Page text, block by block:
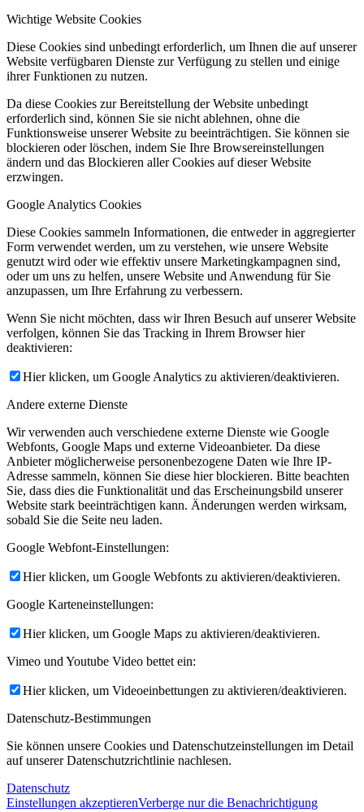
Wichtige Website Cookies
Diese Cookies sind unbedingt erforderlich, um Ihnen die auf unserer
Website verfügbaren Dienste zur Verfügung zu stellen und einige
ihrer Funktionen zu nutzen.
Da diese Cookies zur Bereitstellung der Website unbedingt
erforderlich sind, können Sie sie nicht ablehnen, ohne die
Funktionsweise unserer Website zu beeinträchtigen. Sie können sie
blockieren oder löschen, indem Sie Ihre Browsereinstellungen
ändern und das Blockieren aller Cookies auf dieser Website
erzwingen.
Google Analytics Cookies
Diese Cookies sammeln Informationen, die entweder in aggregierter
Form verwendet werden, um zu verstehen, wie unsere Website
genutzt wird oder wie effektiv unsere Marketingkampagnen sind,
oder um uns zu helfen, unsere Website und Anwendung für Sie
anzupassen, um Ihre Erfahrung zu verbessern.
Wenn Sie nicht möchten, dass wir Ihren Besuch auf unserer Website
verfolgen, können Sie das Tracking in Ihrem Browser hier
deaktivieren:
Hier klicken, um Google Analytics zu aktivieren/deaktivieren.
Andere externe Dienste
Wir verwenden auch verschiedene externe Dienste wie Google
Webfonts, Google Maps und externe Videoanbieter. Da diese
Anbieter möglicherweise personenbezogene Daten wie Ihre IP-
Adresse sammeln, können Sie diese hier blockieren. Bitte beachten
Sie, dass dies die Funktionalität und das Erscheinungsbild unserer
Website stark beeinträchtigen kann. Änderungen werden wirksam,
sobald Sie die Seite neu laden.
Google Webfont-Einstellungen:
Hier klicken, um Google Webfonts zu aktivieren/deaktivieren.
Google Karteneinstellungen:
Hier klicken, um Google Maps zu aktivieren/deaktivieren.
Vimeo und Youtube Video bettet ein:
Hier klicken, um Videoeinbettungen zu aktivieren/deaktivieren.
Datenschutz-Bestimmungen
Sie können unsere Cookies und Datenschutzeinstellungen im Detail
auf unserer Datenschutzrichtlinie nachlesen.
Datenschutz
Einstellungen akzeptierenVerberge nur die Benachrichtigung